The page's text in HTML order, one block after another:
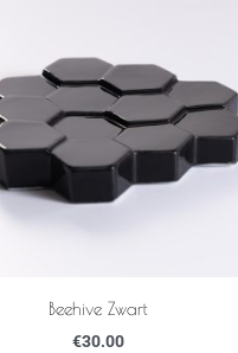
Beehive Zwart
€30.00